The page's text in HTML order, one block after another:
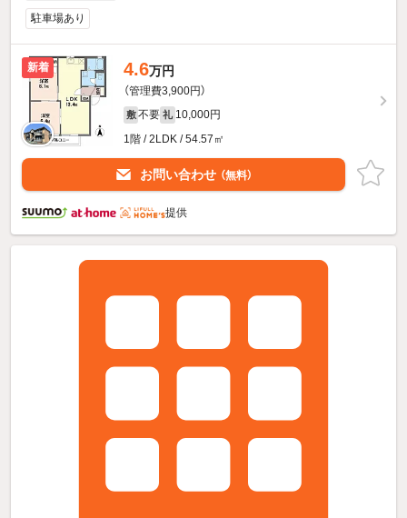
駐車場あり
新着 4.6万円
（管理費3,900円）
敷 不要 礼 10,000円
1階 / 2LDK / 54.57㎡
お問い合わせ （無料）
提供